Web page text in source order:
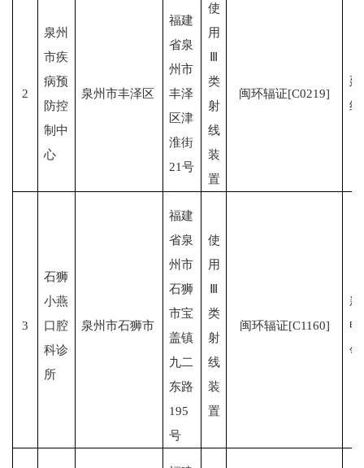
2
泉州
市疾
病预
防控
制中
心
泉州市丰泽区
福建
省泉
州市
丰泽
区津
淮街
21号
使
用
Ⅲ
类
射
线
装
置
闽环辐证[C0219]
延
续
3
石狮
小燕
口腔
科诊
所
泉州市石狮市
福建
省泉
州市
石狮
市宝
盖镇
九二
东路
195
号
使
用
Ⅲ
类
射
线
装
置
闽环辐证[C1160]
新
申
领